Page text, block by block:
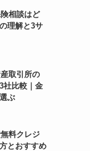
険相談はど
理解と3サ
産取引所の
社比較｜金
ぶ
無料クレジ
とおすすめ